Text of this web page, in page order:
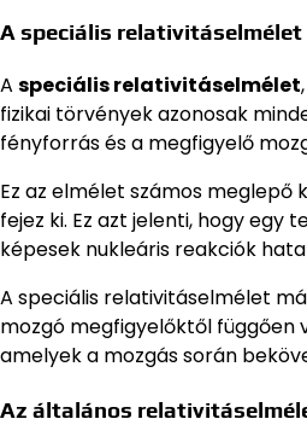
A speciális relativitáselmélet
A speciális relativitáselmélet
fizikai törvények azonosak
fényforrás és a megfigyelő
Ez az elmélet számos meglepő
fejez ki. Ez azt jelenti, hogy egy
képesek nukleáris reakciók
A speciális relativitáselmélet
mozgó megfigyelőktől függően
amelyek a mozgás során
Az általános